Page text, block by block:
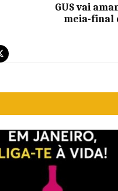
GUS vai
meia-final